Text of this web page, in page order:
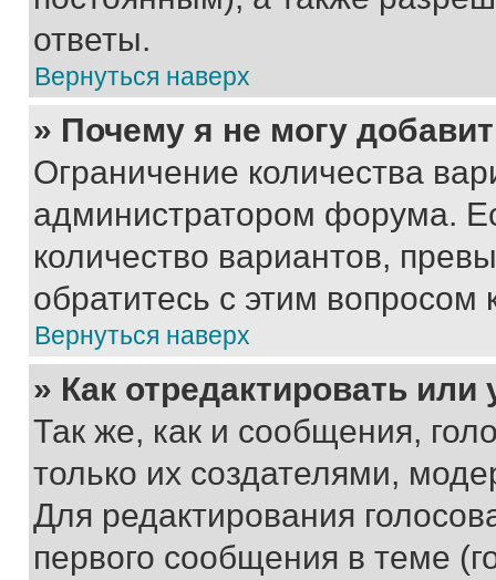
ответы.
Вернуться наверх
» Почему я не могу
Ограничение количества
администратором форума.
количество вариантов,
обратитесь с этим вопросом
Вернуться наверх
» Как отредактировать
Так же, как и сообщения,
только их создателями,
Для редактирования
первого сообщения в теме